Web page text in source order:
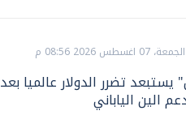
الجمعة، 07 اغسطس 2026 08:56 م
تضرر الدولار عالميا بعد
الين الياباني